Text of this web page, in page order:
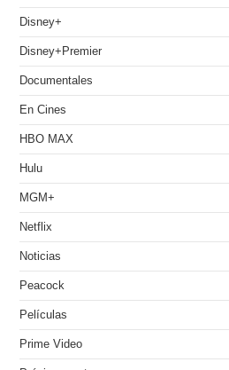
Disney+
Disney+Premier
Documentales
En Cines
HBO MAX
Hulu
MGM+
Netflix
Noticias
Peacock
Películas
Prime Video